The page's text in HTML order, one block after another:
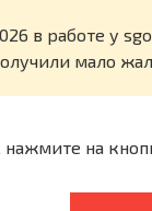
в работе у
мало
нажмите на